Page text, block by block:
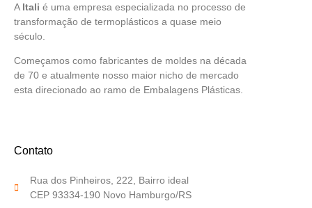
A Itali é uma empresa especializada no processo de
transformação de termoplásticos a quase meio
século.
Começamos como fabricantes de moldes na década
de 70 e atualmente nosso maior nicho de mercado
esta direcionado ao ramo de Embalagens Plásticas.
Contato
Rua dos Pinheiros, 222, Bairro ideal
CEP 93334-190 Novo Hamburgo/RS